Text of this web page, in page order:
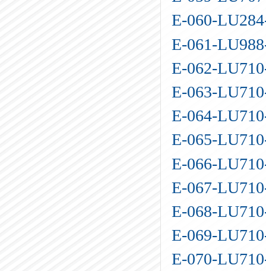
E-060-
E-061-
E-062-
E-063-
E-064-
E-065-
E-066-
E-067-
E-068-
E-069-
E-070-